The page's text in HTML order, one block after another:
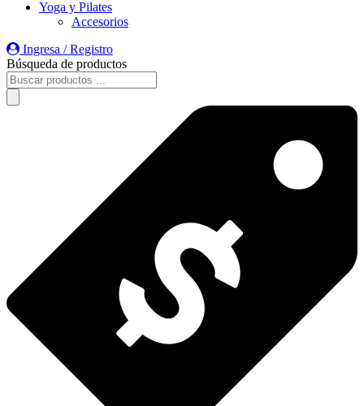
Yoga y Pilates
Accesorios
Ingresa / Registro
Búsqueda de productos